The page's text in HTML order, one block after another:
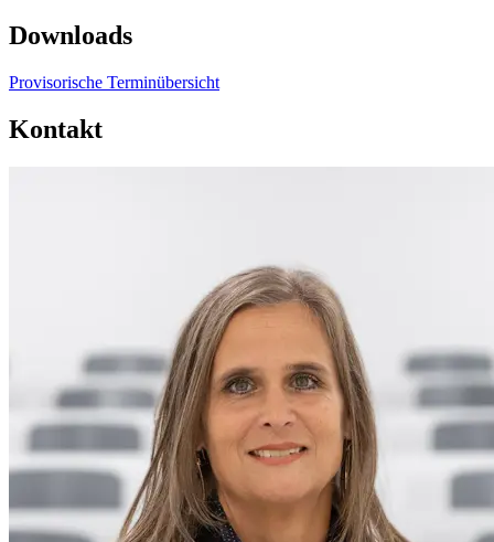
Downloads
Provisorische Terminübersicht
Kontakt